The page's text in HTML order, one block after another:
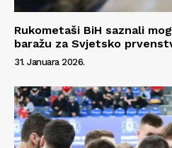
Rukometaši BiH saznali
baražu za Svjetsko
31. Januara 2026.